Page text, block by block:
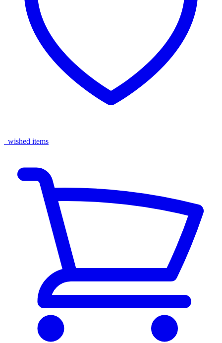
wished items